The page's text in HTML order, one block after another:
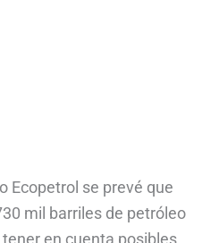
Ecopetrol se prevé que
mil barriles de petróleo